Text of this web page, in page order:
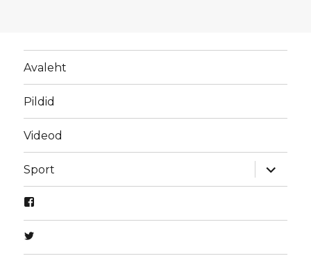
Avaleht
Pildid
Videod
Sport
laienda